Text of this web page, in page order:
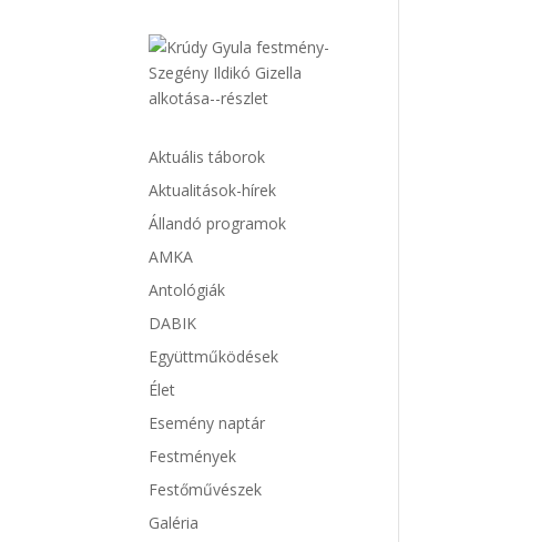
Aktuális táborok
Aktualitások-hírek
Állandó programok
AMKA
Antológiák
DABIK
Együttműködések
Élet
Esemény naptár
Festmények
Festőművészek
Galéria